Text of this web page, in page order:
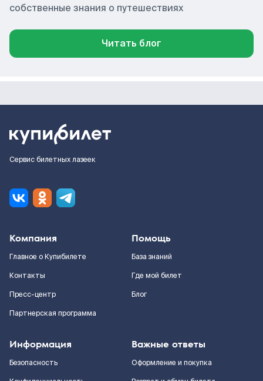
собственные знания о путешествиях
Читать блог
Сервис билетных лазеек
Компания
Главное о Купибилете
Контакты
Пресс-центр
Партнерская программа
Помощь
База знаний
Где мой билет
Блог
Информация
Безопасность
Важные ответы
Оформление и покупка